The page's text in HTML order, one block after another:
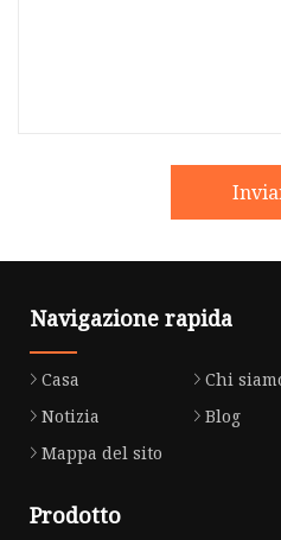
Navigazione rapida
Casa Chi
Notizia
Blog
Mappa del sito
Prodotto